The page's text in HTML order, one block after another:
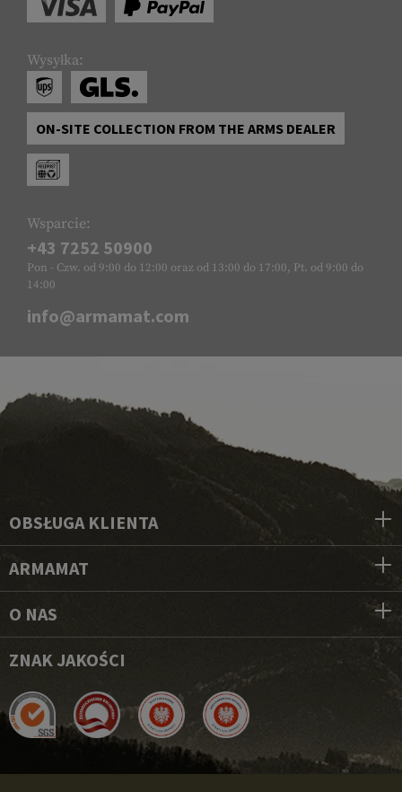
Wysyłka:
ON-SITE COLLECTION FROM THE ARMS DEALER
Wsparcie:
+43 7252 50900
Pon - Czw. od 9:00 do 12:00 oraz od 13:00 do 17:00, Pt. od 9:00 do
14:00
info@armamat.com
OBSŁUGA KLIENTA
ARMAMAT
O NAS
ZNAK JAKOŚCI